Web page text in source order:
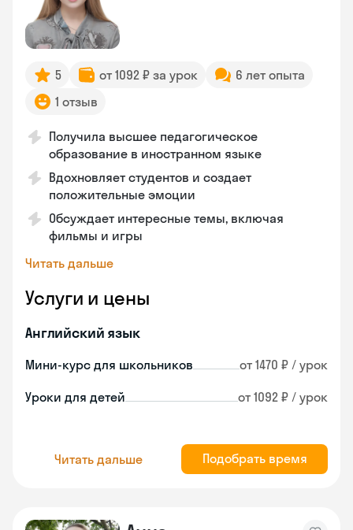
5 от 1092 ₽ за урок
6 лет опыта
1 отзыв
Получила высшее педагогическое
образование в иностранном языке
Вдохновляет студентов и создает
положительные эмоции
Обсуждает интересные темы, включая
фильмы и игры
Читать дальше
Услуги и цены
Английский язык
Мини-курс для школьников от 1470 ₽ / урок
Уроки для детей от 1092 ₽ / урок
Читать дальше Подобрать время